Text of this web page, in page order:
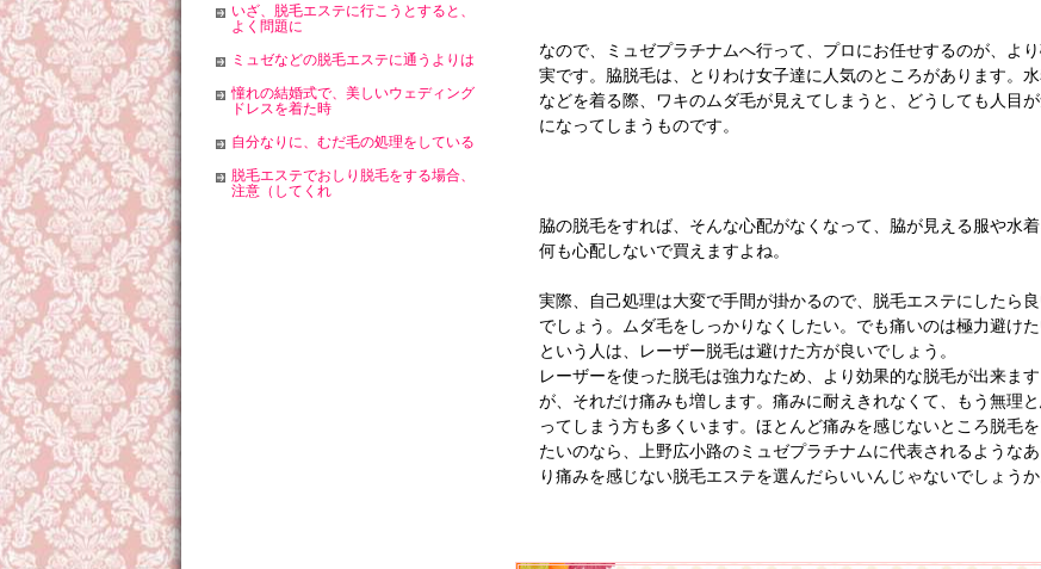
なので、ミュゼプラチナムへ行って、プロにお任せするのが、よ
実です。脇脱毛は、とりわけ女子達に人気のところがあります。
などを着る際、ワキのムダ毛が見えてしまうと、どうしても人目
になってしまうものです。
脇の脱毛をすれば、そんな心配がなくなって、脇が見える服や水
何も心配しないで買えますよね。
実際、自己処理は大変で手間が掛かるので、脱毛エステにしたら
でしょう。ムダ毛をしっかりなくしたい。でも痛いのは極力避け
という人は、レーザー脱毛は避けた方が良いでしょう。
レーザーを使った脱毛は強力なため、より効果的な脱毛が出来ます
が、それだけ痛みも増します。痛みに耐えきれなくて、もう無理
ってしまう方も多くいます。ほとんど痛みを感じないところ脱毛を
たいのなら、上野広小路のミュゼプラチナムに代表されるようなあ
り痛みを感じない脱毛エステを選んだらいいんじゃないでしょうか
いざ、脱毛エステに行こうとすると、
よく問題に
ミュゼなどの脱毛エステに通うよりは
憧れの結婚式で、美しいウェディング
ドレスを着た時
自分なりに、むだ毛の処理をしている
脱毛エステでおしり脱毛をする場合、
注意（してくれ